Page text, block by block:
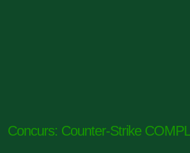
Concurs: Counter-Strike